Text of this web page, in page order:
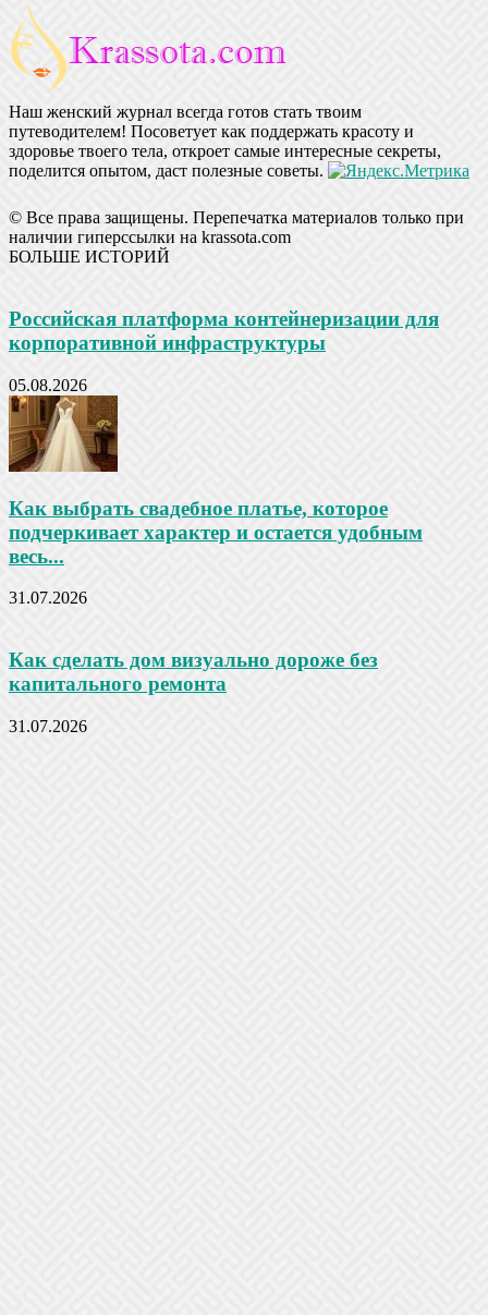
Наш женский журнал всегда готов стать твоим
путеводителем! Посоветует как поддержать красоту и
здоровье твоего тела, откроет самые интересные секреты,
поделится опытом, даст полезные советы.
© Все права защищены. Перепечатка материалов только при
наличии гиперссылки на krassota.com
БОЛЬШЕ ИСТОРИЙ
Российская платформа контейнеризации для
корпоративной инфраструктуры
05.08.2026
Как выбрать свадебное платье, которое
подчеркивает характер и остается удобным
весь...
31.07.2026
Как сделать дом визуально дороже без
капитального ремонта
31.07.2026